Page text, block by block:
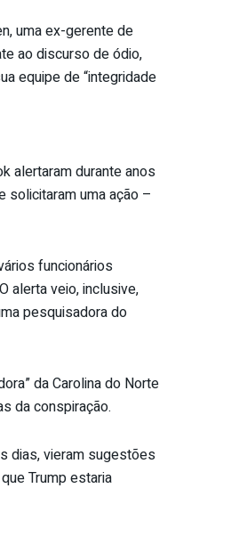
uma ex-gerente de
ao discurso de ódio,
equipe de “integridade
alertaram durante anos
solicitaram uma ação –
funcionários
alerta veio, inclusive,
pesquisadora do
da Carolina do Norte
da conspiração.
dias, vieram sugestões
Trump estaria